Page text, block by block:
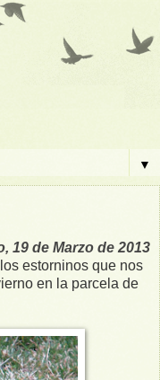
▼
19 de Marzo de 2013
estorninos que nos
en la parcela de